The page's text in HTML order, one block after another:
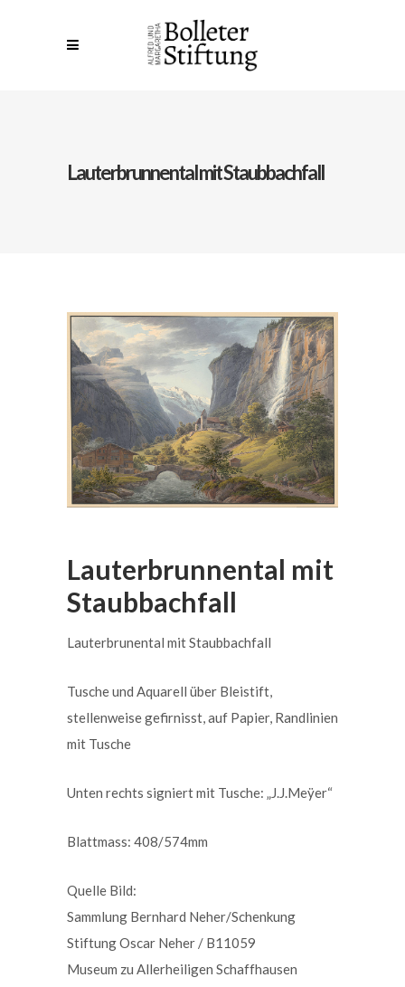
Lauterbrunnental mit Staubbachfall
Lauterbrunnental mit
Staubbachfall
Lauterbrunental mit Staubbachfall
Tusche und Aquarell über Bleistift,
stellenweise gefirnisst, auf Papier, Randlinien
mit Tusche
Unten rechts signiert mit Tusche: „J.J.Meÿer“
Blattmass: 408/574mm
Quelle Bild:
Sammlung Bernhard Neher/Schenkung
Stiftung Oscar Neher / B11059
Museum zu Allerheiligen Schaffhausen